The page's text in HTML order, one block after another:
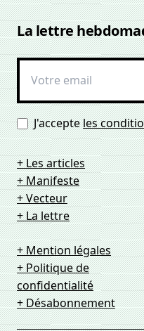
La lettre
J'accepteles
+ Les articles
+ Manifeste
+ Vecteur
+ La lettre
+ Mention légales
+ Politique de
confidentialité
+ Désabonnement